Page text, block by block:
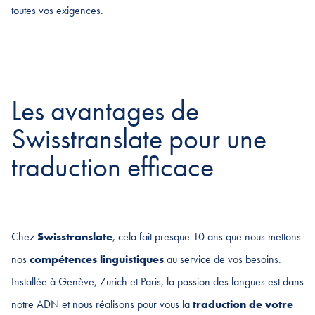
toutes vos exigences.
Les avantages de
Swisstranslate pour une
traduction efficace
ChezSwisstranslate, cela fait presque 10 ans que nous mettons
noscompétences linguistiquesau service de vos besoins.
Installée à Genève, Zurich et Paris, la passion des langues est dans
notre ADN et nous réalisons pour vous latraduction de votre